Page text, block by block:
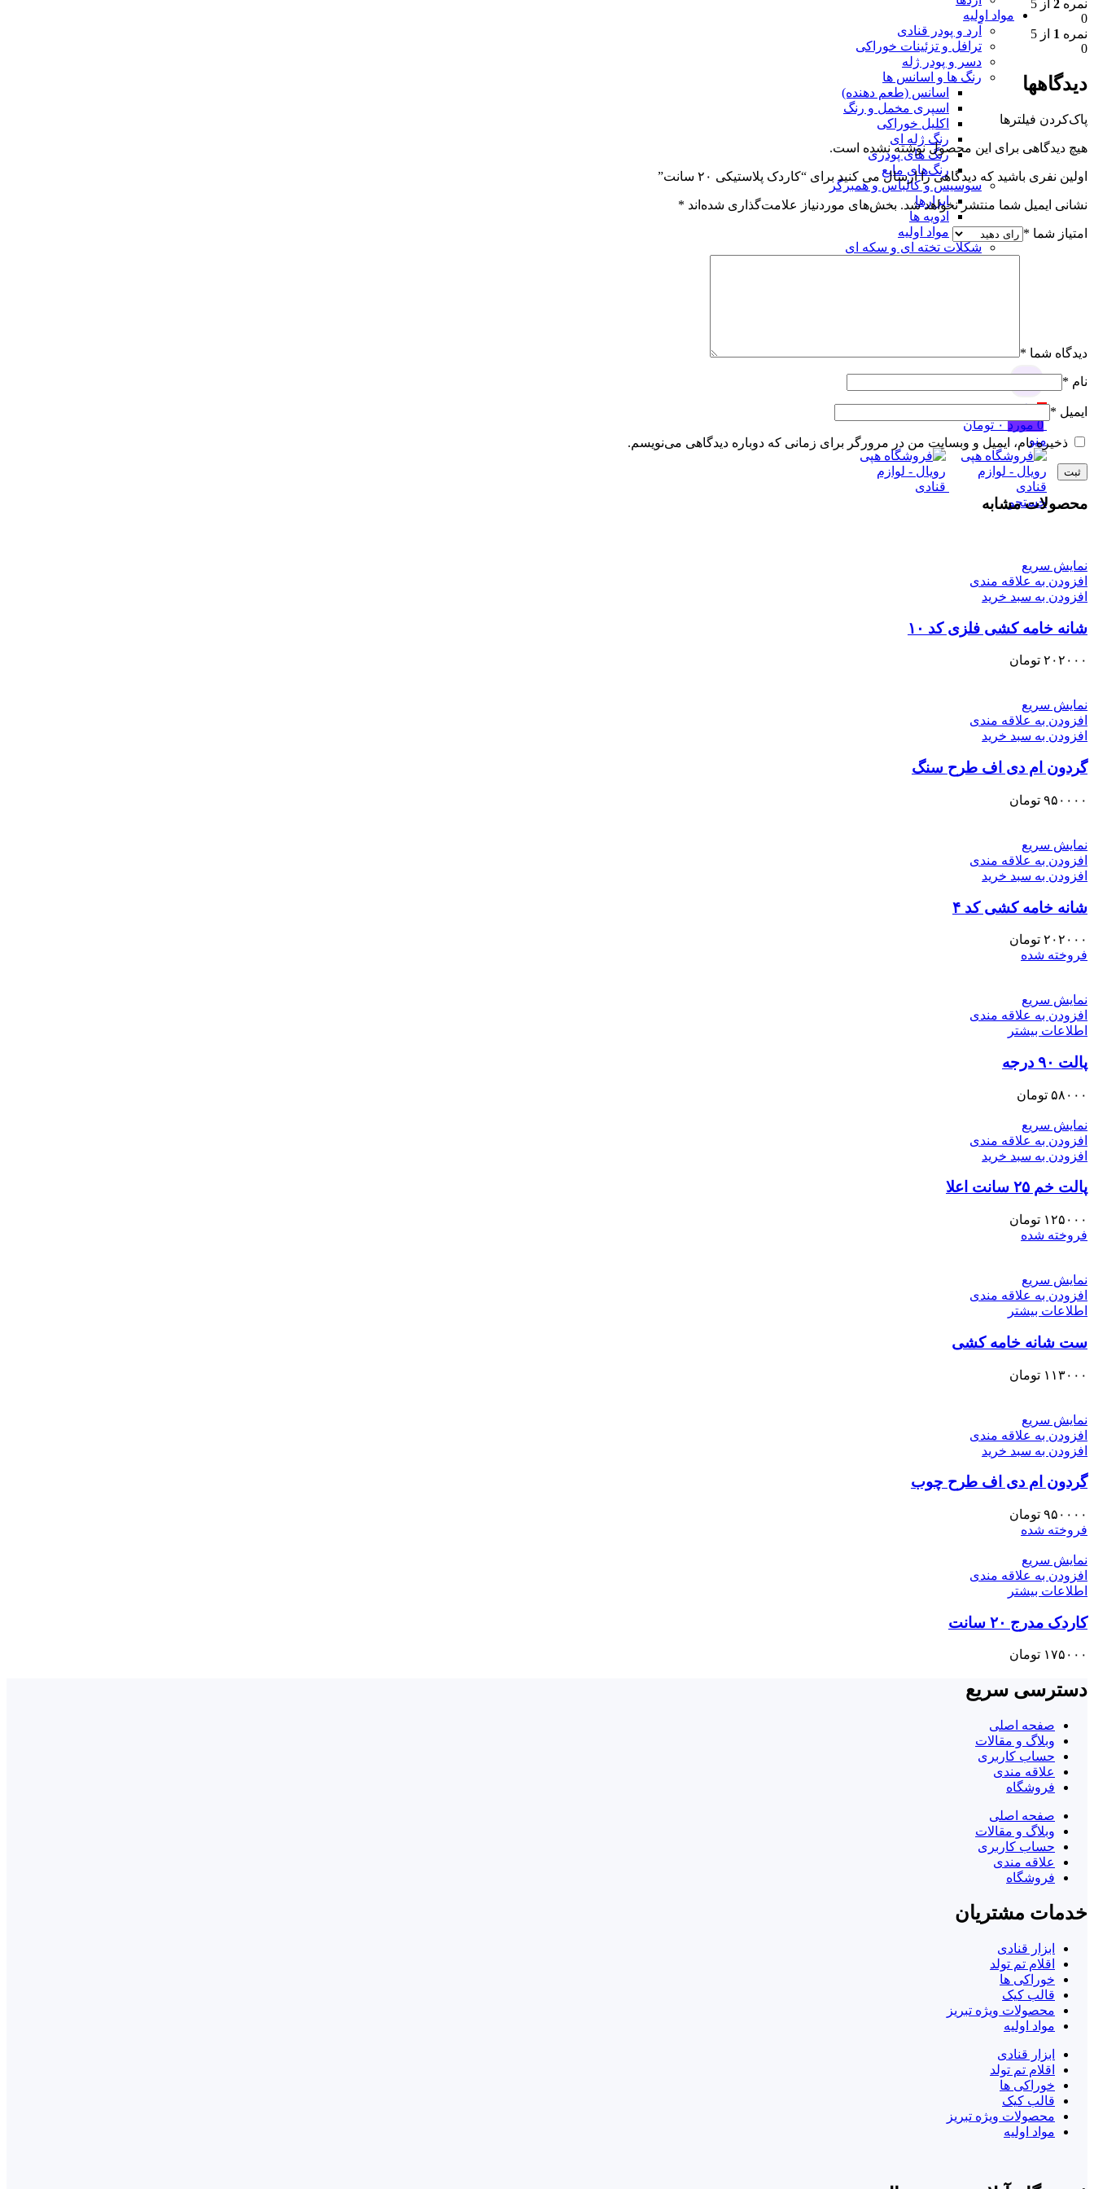
مواد اولیه
آرد و پودر قنادی
ترافل و تزئینات خوراکی
دسر و پودر ژله
رنگ ها و اسانس ها
اسانس (طعم دهنده)
اسپری مخمل و رنگ
اکلیل خوراکی
رنگ ژله ای
رنگ های پودری
رنگ‌های مایع
سوسیس و کالباس و همبرگر
ابزارها
ادویه ها
مواد اولیه
شکلات تخته ای و سکه ای
جستجو
0 علاقه مندی
0 مورد ۰ تومان
منو
جستجو
نمره 2 از 5
0
نمره 1 از 5
0
دیدگاهها
پاک‌کردن فیلترها
هیچ دیدگاهی برای این محصول نوشته نشده است.
اولین نفری باشید که دیدگاهی را ارسال می کنید برای “کاردک پلاستیکی ۲۰ سانت”
نشانی ایمیل شما منتشر نخواهد شد. بخش‌های موردنیاز علامت‌گذاری شده‌اند *
امتیاز شما *
دیدگاه شما *
نام *
ایمیل *
ذخیره نام، ایمیل و وبسایت من در مرورگر برای زمانی که دوباره دیدگاهی می‌نویسم.
محصولات مشابه
نمایش سریع
افزودن به علاقه مندی
افزودن به سبد خرید
شانه خامه کشی فلزی کد ۱۰
۲۰۲۰۰۰ تومان
نمایش سریع
افزودن به علاقه مندی
افزودن به سبد خرید
گردون ام دی اف طرح سنگ
۹۵۰۰۰۰ تومان
نمایش سریع
افزودن به علاقه مندی
افزودن به سبد خرید
شانه خامه کشی کد ۴
۲۰۲۰۰۰ تومان
فروخته شده
نمایش سریع
افزودن به علاقه مندی
اطلاعات بیشتر
پالت ۹۰ درجه
۵۸۰۰۰ تومان
نمایش سریع
افزودن به علاقه مندی
افزودن به سبد خرید
پالت خم ۲۵ سانت اعلا
۱۲۵۰۰۰ تومان
فروخته شده
نمایش سریع
افزودن به علاقه مندی
اطلاعات بیشتر
ست شانه خامه کشی
۱۱۳۰۰۰ تومان
نمایش سریع
افزودن به علاقه مندی
افزودن به سبد خرید
گردون ام دی اف طرح چوب
۹۵۰۰۰۰ تومان
فروخته شده
نمایش سریع
افزودن به علاقه مندی
اطلاعات بیشتر
کاردک مدرج ۲۰ سانت
۱۷۵۰۰۰ تومان
دسترسی سریع
صفحه اصلی
وبلاگ و مقالات
حساب کاربری
علاقه مندی
فروشگاه
صفحه اصلی
وبلاگ و مقالات
حساب کاربری
علاقه مندی
فروشگاه
خدمات مشتریان
ابزار قنادی
اقلام تم تولد
خوراکی ها
قالب کیک
محصولات ویژه تبریز
مواد اولیه
ابزار قنادی
اقلام تم تولد
خوراکی ها
قالب کیک
محصولات ویژه تبریز
مواد اولیه